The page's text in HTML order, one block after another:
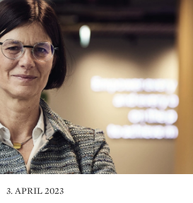
3. APRIL 2023